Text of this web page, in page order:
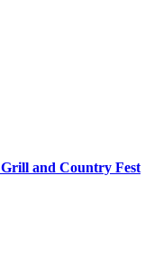
Grill and Country Fest